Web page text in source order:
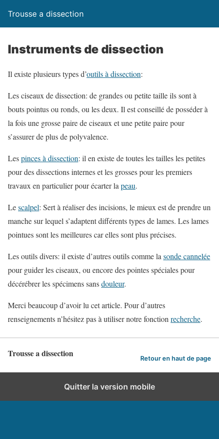
Trousse a dissection
Instruments de dissection
Il existe plusieurs types d’outils à dissection:
Les ciseaux de dissection: de grandes ou petite taille ils sont à
bouts pointus ou ronds, ou les deux. Il est conseillé de posséder à
la fois une grosse paire de ciseaux et une petite paire pour
s’assurer de plus de polyvalence.
Lespinces à dissection: il en existe de toutes les tailles les petites
pour des dissections internes et les grosses pour les premiers
travaux en particulier pour écarter la peau.
Lescalpel: Sert à réaliser des incisions, le mieux est de prendre un
manche sur lequel s’adaptent différents types de lames. Les lames
pointues sont les meilleures car elles sont plus précises.
Les outils divers: il existe d’autres outils comme la sonde cannelée
pour guider les ciseaux, ou encore des pointes spéciales pour
décérébrer les spécimens sansdouleur.
Merci beaucoup d’avoir lu cet article. Pour d’autres
renseignements n’hésitez pas à utiliser notre fonction recherche.
Trousse a dissection Retour en haut de page
Quitter la version mobile